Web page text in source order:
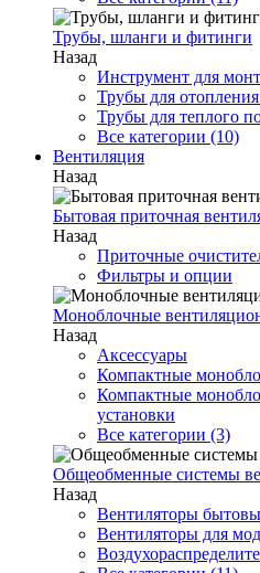
Трубы, шланги и фитинги
Назад
Инструмент для
Трубы для
Трубы для теплого
Все категории (10)
Вентиляция
Назад
Бытовая приточная
Назад
Приточные
Фильтры и опции
Моноблочные
Назад
Аксессуары
Компактные
Компактные
установки
Все категории (3)
Общеобменные системы
Назад
Вентиляторы
Вентиляторы для